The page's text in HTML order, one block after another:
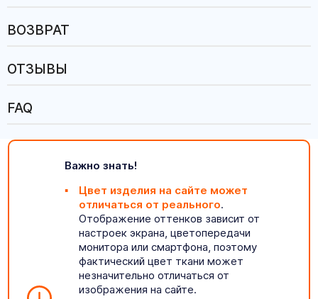
ВОЗВРАТ
ОТЗЫВЫ
FAQ
Важно знать!
Цвет изделия на сайте может
отличаться от реального.
Отображение оттенков зависит от
настроек экрана, цветопередачи
монитора или смартфона, поэтому
фактический цвет ткани может
незначительно отличаться от
изображения на сайте.